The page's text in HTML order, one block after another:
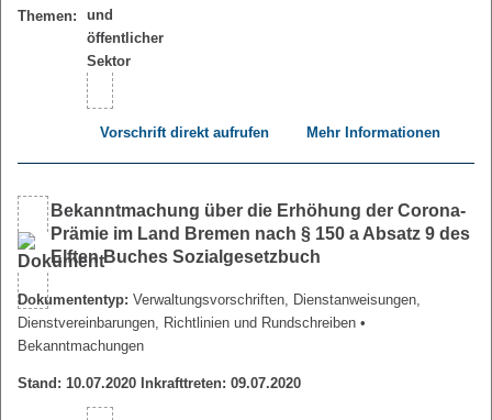
Themen:
Vorschrift direkt aufrufen Mehr Informationen
Bekanntmachung über die Erhöhung der Corona-
Prämie im Land Bremen nach § 150 a Absatz 9 des
Elften Buches Sozialgesetzbuch
Dokumententyp: Verwaltungsvorschriften, Dienstanweisungen,
Dienstvereinbarungen, Richtlinien und Rundschreiben •
Bekanntmachungen
Stand: 10.07.2020 Inkrafttreten: 09.07.2020